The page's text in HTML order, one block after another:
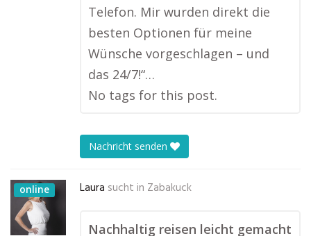
Telefon. Mir wurden direkt die
besten Optionen für meine
Wünsche vorgeschlagen – und
das 24/7!“…
No tags for this post.
Nachricht senden
online Laura sucht in Zabakuck
Nachhaltig reisen leicht gemacht